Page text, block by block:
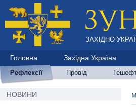
ЗАХІДНО-
Головна Західна Україна
Рефлексії Провід
НОВИНИ